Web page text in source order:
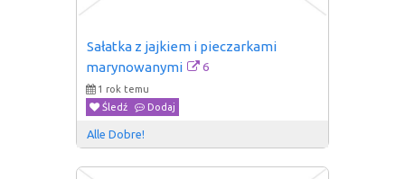
Sałatka z jajkiem i pieczarkami
marynowanymi
6
1 rok temu
Śledź
Dodaj
Alle Dobre!